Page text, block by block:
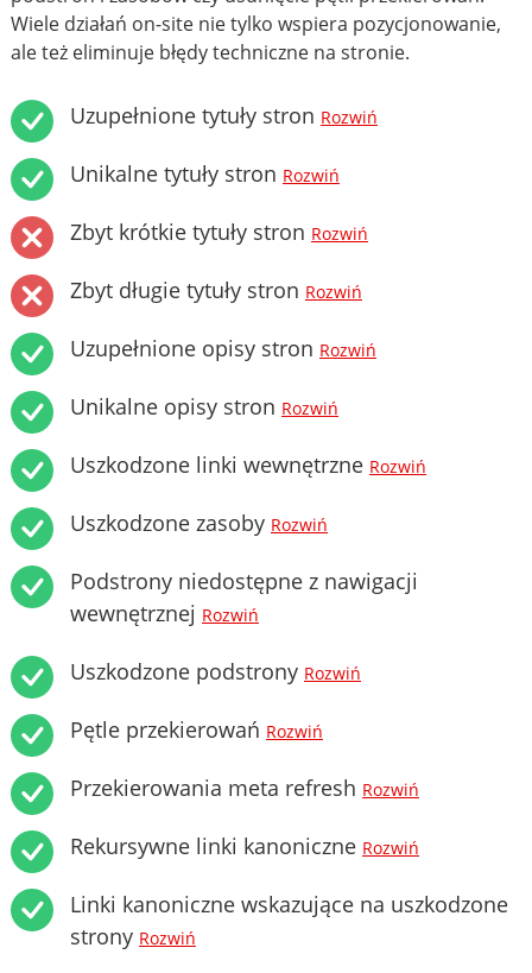
Wiele działań on-site nie tylko wspiera pozycjonowanie,
ale też eliminuje błędy techniczne na stronie.
Uzupełnione tytuły stron Rozwiń
Unikalne tytuły stron Rozwiń
Zbyt krótkie tytuły stron Rozwiń
Zbyt długie tytuły stron Rozwiń
Uzupełnione opisy stron Rozwiń
Unikalne opisy stron Rozwiń
Uszkodzone linki wewnętrzne Rozwiń
Uszkodzone zasoby Rozwiń
Podstrony niedostępne z nawigacji
wewnętrznej Rozwiń
Uszkodzone podstrony Rozwiń
Pętle przekierowań Rozwiń
Przekierowania meta refresh Rozwiń
Rekursywne linki kanoniczne Rozwiń
Linki kanoniczne wskazujące na uszkodzone
strony Rozwiń